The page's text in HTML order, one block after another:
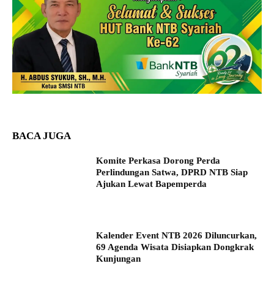
BACA JUGA
Komite Perkasa Dorong Perda
Perlindungan Satwa, DPRD NTB Siap
Ajukan Lewat Bapemperda
Kalender Event NTB 2026 Diluncurkan,
69 Agenda Wisata Disiapkan Dongkrak
Kunjungan